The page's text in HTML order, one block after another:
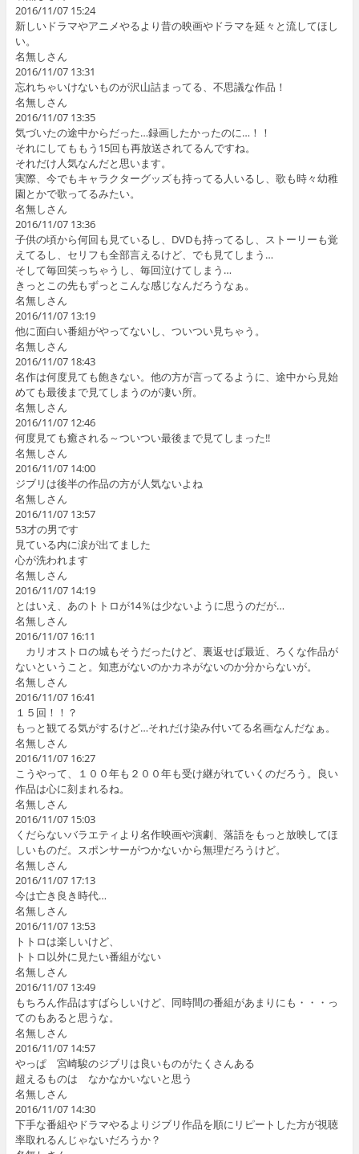
2016/11/07 15:24
新しいドラマやアニメやるより昔の映画やドラマを延々と流してほし
い。
名無しさん
2016/11/07 13:31
忘れちゃいけないものが沢山詰まってる、不思議な作品！
名無しさん
2016/11/07 13:35
気づいたの途中からだった…録画したかったのに…！！
それにしてももう15回も再放送されてるんですね。
それだけ人気なんだと思います。
実際、今でもキャラクターグッズも持ってる人いるし、歌も時々幼稚
園とかで歌ってるみたい。
名無しさん
2016/11/07 13:36
子供の頃から何回も見ているし、DVDも持ってるし、ストーリーも覚
えてるし、セリフも全部言えるけど、でも見てしまう…
そして毎回笑っちゃうし、毎回泣けてしまう…
きっとこの先もずっとこんな感じなんだろうなぁ。
名無しさん
2016/11/07 13:19
他に面白い番組がやってないし、ついつい見ちゃう。
名無しさん
2016/11/07 18:43
名作は何度見ても飽きない。他の方が言ってるように、途中から見始
めても最後まで見てしまうのが凄い所。
名無しさん
2016/11/07 12:46
何度見ても癒される～ついつい最後まで見てしまった!!
名無しさん
2016/11/07 14:00
ジブリは後半の作品の方が人気ないよね
名無しさん
2016/11/07 13:57
53才の男です
見ている内に涙が出てました
心が洗われます
名無しさん
2016/11/07 14:19
とはいえ、あのトトロが14％は少ないように思うのだが…
名無しさん
2016/11/07 16:11
カリオストロの城もそうだったけど、裏返せば最近、ろくな作品が
ないということ。知恵がないのかカネがないのか分からないが。
名無しさん
2016/11/07 16:41
１５回！！？
もっと観てる気がするけど…それだけ染み付いてる名画なんだなぁ。
名無しさん
2016/11/07 16:27
こうやって、１００年も２００年も受け継がれていくのだろう。良い
作品は心に刻まれるね。
名無しさん
2016/11/07 15:03
くだらないバラエティより名作映画や演劇、落語をもっと放映してほ
しいものだ。スポンサーがつかないから無理だろうけど。
名無しさん
2016/11/07 17:13
今は亡き良き時代…
名無しさん
2016/11/07 13:53
トトロは楽しいけど、
トトロ以外に見たい番組がない
名無しさん
2016/11/07 13:49
もちろん作品はすばらしいけど、同時間の番組があまりにも・・・っ
てのもあると思うな。
名無しさん
2016/11/07 14:57
やっぱ 宮崎駿のジブリは良いものがたくさんある
超えるものは なかなかいないと思う
名無しさん
2016/11/07 14:30
下手な番組やドラマやるよりジブリ作品を順にリピートした方が視聴
率取れるんじゃないだろうか？